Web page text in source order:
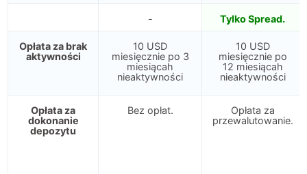
- Tylko Spread.
Opłata za brak
aktywności
10 USD
miesięcznie po 3
miesiącah
nieaktywności
10 USD
miesięcznie po
12 miesiącah
nieaktywności
Opłata za
dokonanie
depozytu
Bez opłat.
Opłata za
przewalutowanie.